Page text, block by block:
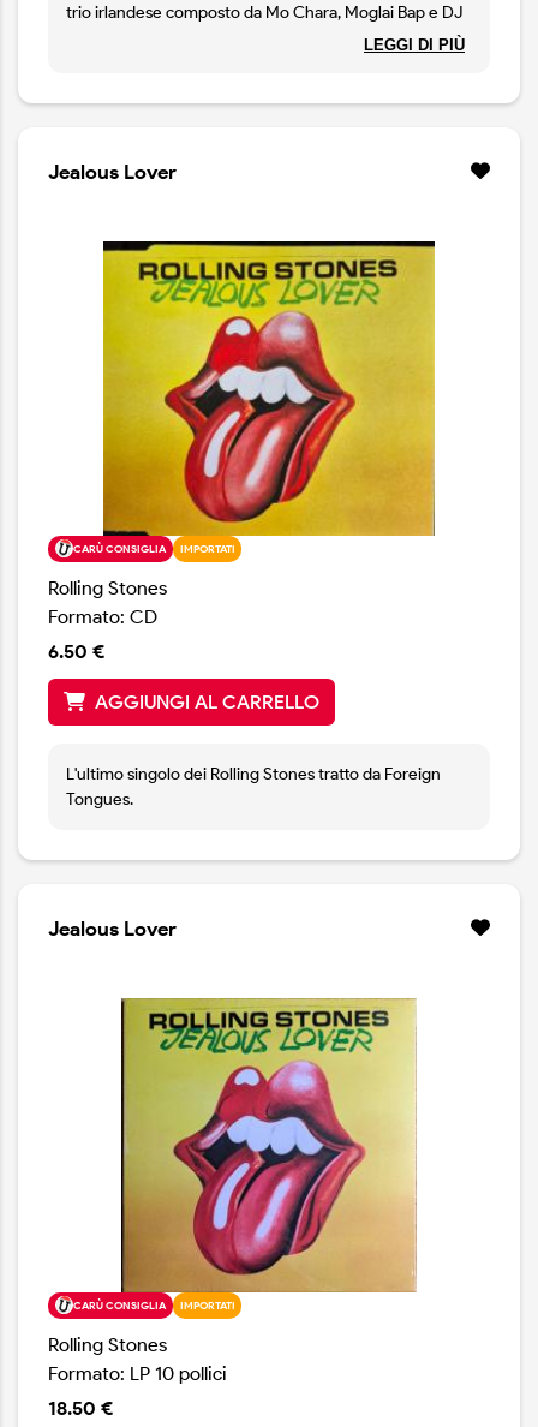
trio irlandese composto da Mo Chara, Moglai Bap e DJ
Provai, che mescolano in maniera esplosiva hip hop e
LEGGI DI PIÙ
Jealous Lover
CARÙ CONSIGLIA IMPORTATI
Rolling Stones
Formato: CD
6.50 €
AGGIUNGI AL CARRELLO
L'ultimo singolo dei Rolling Stones tratto da Foreign
Tongues.
Jealous Lover
CARÙ CONSIGLIA IMPORTATI
Rolling Stones
Formato: LP 10 pollici
18.50 €